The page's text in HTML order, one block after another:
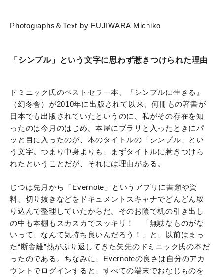
Photographs＆Text by FUJIWARA Michiko
「シンプル」という文字に思わず惹きつけられた理由
ドミニック氏のベストセラー本、『シンプルに生きる』
（幻冬舎）が2010年に出版されて以来、何冊もの著書が
日本でも出版されていたというのに、私がその存在を知
ったのは今月のはじめ。本屋にブラリと入ったときにパ
ッと目に入ったのが、本のタイトルの「シンプル」とい
う文字。つまり中身よりも、まずタイトルに惹きつけら
れたということだが、それには理由がある。
じつは先月から「Evernote」というアプリに書類や資
料、切り抜きなどをドキュメントスキャナでどんどん取
り込んで整理していたからだ。そのお陰で机の引き出し
の中も本棚もスカスカでスッキリ！ 「無駄なものがな
いって、なんて気持ち良いんだろう！」と、以前はまっ
た“断舎離”熱がぶり返してきた矢先のドミニック氏の本だ
ったのである。ちなみに、Evernoteの良さは自分のアカ
ウントでログインすると、すべての端末でおなじものを